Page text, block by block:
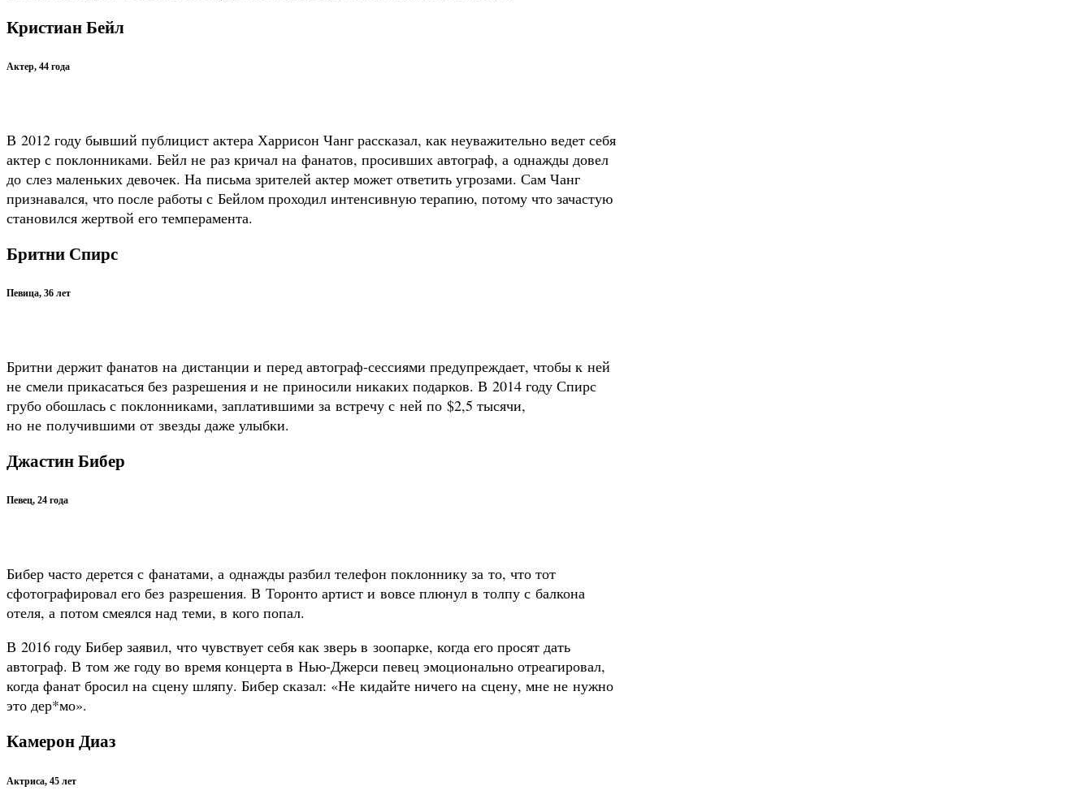
Кристиан Бейл
Актер, 44 года
В 2012 году бывший публицист актера Харрисон Чанг рассказал, как неуважительно ведет себя
актер с поклонниками. Бейл не раз кричал на фанатов, просивших автограф, а однажды довел
до слез маленьких девочек. На письма зрителей актер может ответить угрозами. Сам Чанг
признавался, что после работы с Бейлом проходил интенсивную терапию, потому что зачастую
становился жертвой его темперамента.
Бритни Спирс
Певица, 36 лет
Бритни держит фанатов на дистанции и перед автограф-сессиями предупреждает, чтобы к ней
не смели прикасаться без разрешения и не приносили никаких подарков. В 2014 году Спирс
грубо обошлась с поклонниками, заплатившими за встречу с ней по $2,5 тысячи,
но не получившими от звезды даже улыбки.
Джастин Бибер
Певец, 24 года
Бибер часто дерется с фанатами, а однажды разбил телефон поклоннику за то, что тот
сфотографировал его без разрешения. В Торонто артист и вовсе плюнул в толпу с балкона
отеля, а потом смеялся над теми, в кого попал.
В 2016 году Бибер заявил, что чувствует себя как зверь в зоопарке, когда его просят дать
автограф. В том же году во время концерта в Нью-Джерси певец эмоционально отреагировал,
когда фанат бросил на сцену шляпу. Бибер сказал: «Не кидайте ничего на сцену, мне не нужно
это дер*мо».
Камерон Диаз
Актриса, 45 лет